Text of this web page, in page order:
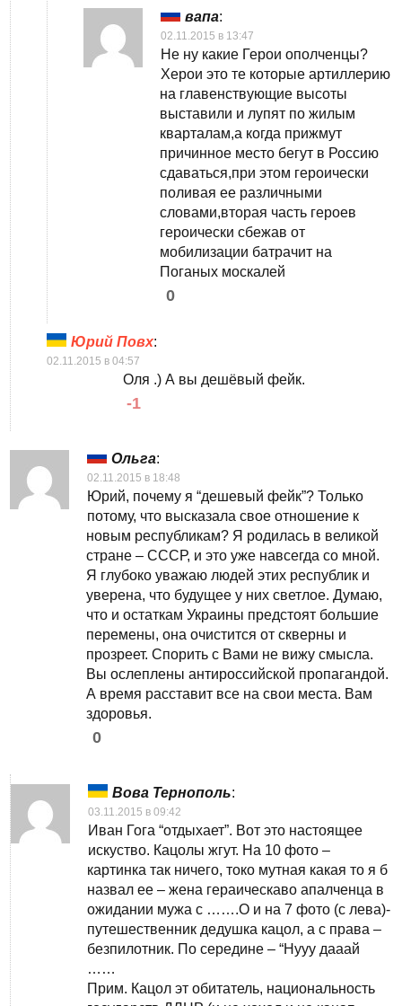
вапа:
02.11.2015 в 13:47
Не ну какие Герои ополченцы?
Херои это те которые артиллерию
на главенствующие высоты
выставили и лупят по жилым
кварталам,а когда прижмут
причинное место бегут в Россию
сдаваться,при этом героически
поливая ее различными
словами,вторая часть героев
героически сбежав от
мобилизации батрачит на
Поганых москалей
0
Юрий Повх:
02.11.2015 в 04:57
Оля .) А вы дешёвый фейк.
-1
Ольга:
02.11.2015 в 18:48
Юрий, почему я “дешевый фейк”? Только
потому, что высказала свое отношение к
новым республикам? Я родилась в великой
стране – СССР, и это уже навсегда со мной.
Я глубоко уважаю людей этих республик и
уверена, что будущее у них светлое. Думаю,
что и остаткам Украины предстоят большие
перемены, она очистится от скверны и
прозреет. Спорить с Вами не вижу смысла.
Вы ослеплены антироссийской пропагандой.
А время расставит все на свои места. Вам
здоровья.
0
Вова Тернополь:
03.11.2015 в 09:42
Иван Гога “отдыхает”. Вот это настоящее
искуство. Кацолы жгут. На 10 фото –
картинка так ничего, токо мутная какая то я б
назвал ее – жена гераическаво апалченца в
ожидании мужа с …….О и на 7 фото (с лева)-
путешественник дедушка кацол, а с права –
безпилотник. По середине – “Нууу дааай
……
Прим. Кацол эт обитатель, национальность